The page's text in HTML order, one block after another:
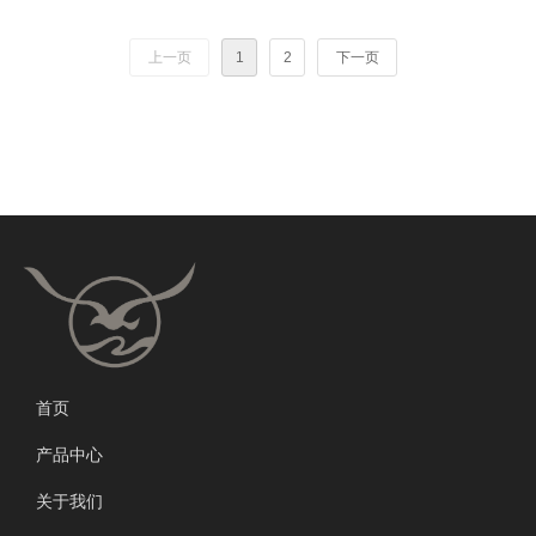
上一页 1 2 下一页
首页
产品中心
关于我们